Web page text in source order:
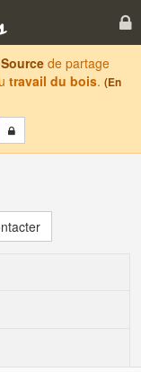
de partage
travail du bois. (En